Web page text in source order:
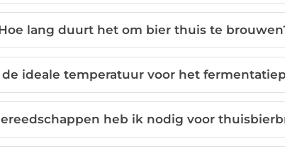
lang duurt het om bier thuis te
de ideale temperatuur voor het
heb ik nodig voor